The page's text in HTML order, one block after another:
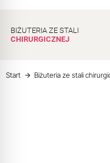
BIŻUTERIA ZE STALI
CHIRURGICZNEJ
Start Biżuteria ze stali